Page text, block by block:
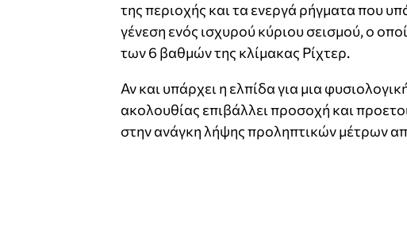
της περιοχής και τα ενεργά ρήγματα που
γένεση ενός ισχυρού κύριου σεισμού, ο
των 6 βαθμών της κλίμακας Ρίχτερ.
Αν και υπάρχει η ελπίδα για μια
ακολουθίας επιβάλλει προσοχή και
στην ανάγκη λήψης προληπτικών μέτρων